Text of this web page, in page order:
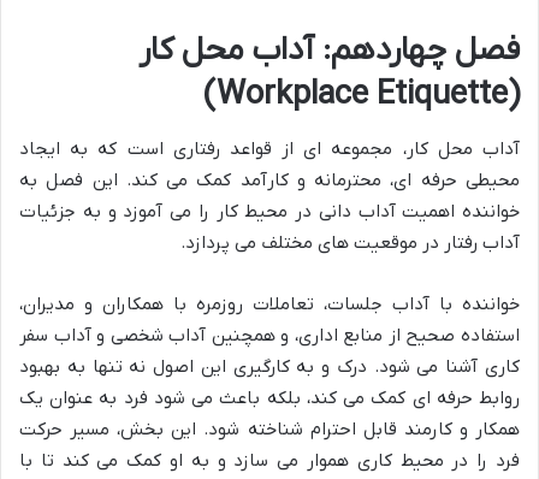
فصل چهاردهم: آداب محل کار
(Workplace Etiquette)
آداب محل کار، مجموعه ای از قواعد رفتاری است که به ایجاد
محیطی حرفه ای، محترمانه و کارآمد کمک می کند. این فصل به
خواننده اهمیت آداب دانی در محیط کار را می آموزد و به جزئیات
آداب رفتار در موقعیت های مختلف می پردازد.
خواننده با آداب جلسات، تعاملات روزمره با همکاران و مدیران،
استفاده صحیح از منابع اداری، و همچنین آداب شخصی و آداب سفر
کاری آشنا می شود. درک و به کارگیری این اصول نه تنها به بهبود
روابط حرفه ای کمک می کند، بلکه باعث می شود فرد به عنوان یک
همکار و کارمند قابل احترام شناخته شود. این بخش، مسیر حرکت
فرد را در محیط کاری هموار می سازد و به او کمک می کند تا با